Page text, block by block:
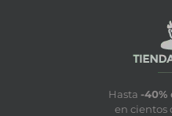
Hasta -40%
en cientos